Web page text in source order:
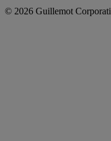
© 2026 Guillemot